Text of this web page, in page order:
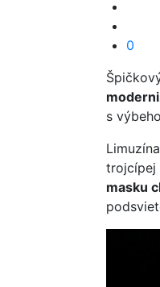
0
s
trojcípej
masku